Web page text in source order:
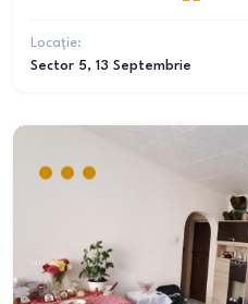
Locație:
Sector 5, 13 Septembrie